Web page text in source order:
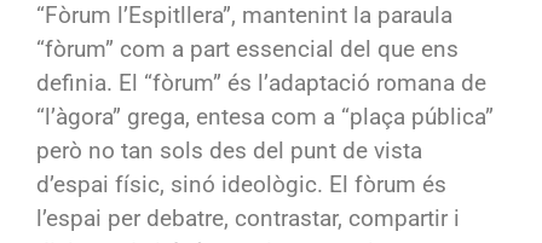
“Fòrum l’Espitllera”, mantenint la paraula
“fòrum” com a part essencial del que ens
definia. El “fòrum” és l’adaptació romana de
“l’àgora” grega, entesa com a “plaça pública”
però no tan sols des del punt de vista
d’espai físic, sinó ideològic. El fòrum és
l’espai per debatre, contrastar, compartir i